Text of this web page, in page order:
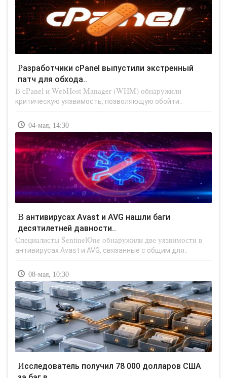
Разработчики cPanel выпустили экстренный
патч для обхода..
В cPanel и WebHost Manager (WHM) обнаружили
критическую уязвимость, позволяющую обойти..
04-мая, 14:30
В антивирусах Avast и AVG нашли баги
десятилетней давности..
Специалисты SentinelOne обнаружили две уязвимости в
антивирусах Avast и AVG, связанные с общим для..
08-мая, 10:30
Исследователь получил 78 000 долларов США